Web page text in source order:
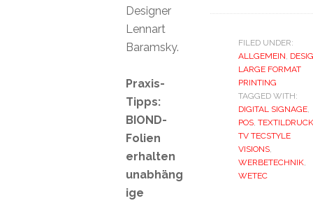
FILED UNDER:
ALLGEMEIN,
LARGE FORMAT
PRINTING
TAGGED WITH:
DIGITAL SIGNAGE,
POS, TEXTILDRUCK
TV TECSTYLE
VISIONS,
WERBETECHNIK,
WETEC
Designer
Lennart
Baramsky.
Praxis-
Tipps:
BIOND-
Folien
erhalten
unabhäng
ige